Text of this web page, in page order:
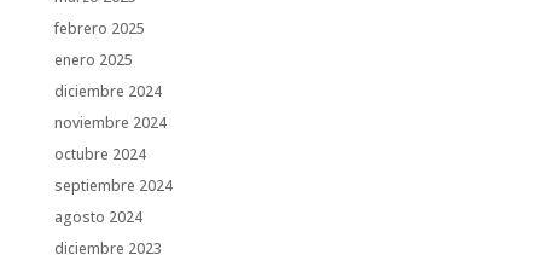
febrero 2025
enero 2025
diciembre 2024
noviembre 2024
octubre 2024
septiembre 2024
agosto 2024
diciembre 2023